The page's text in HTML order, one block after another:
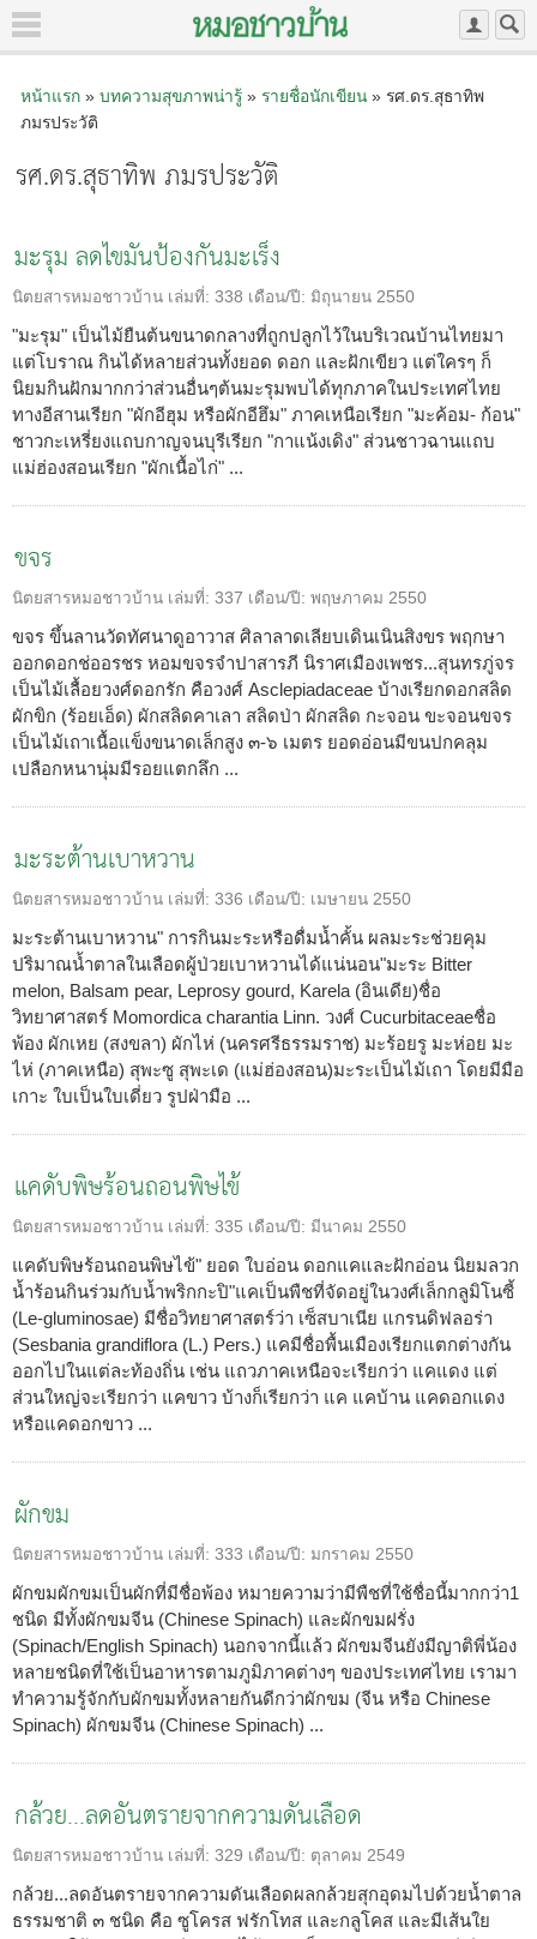
หน้าแรก» บทความสุขภาพน่ารู้» รายชื่อนักเขียน» รศ.ดร.สุธาทิพ
ภมรประวัติ
รศ.ดร.สุธาทิพ ภมรประวัติ
มะรุม ลดไขมันป้องกันมะเร็ง
นิตยสารหมอชาวบ้าน เล่มที่: 338 เดือน/ปี: มิถุนายน 2550
"มะรุม" เป็นไม้ยืนต้นขนาดกลางที่ถูกปลูกไว้ในบริเวณบ้านไทยมา
แต่โบราณ กินได้หลายส่วนทั้งยอด ดอก และฝักเขียว แต่ใครๆ ก็
นิยมกินฝักมากกว่าส่วนอื่นๆต้นมะรุมพบได้ทุกภาคในประเทศไทย
ทางอีสานเรียก "ผักอีฮุม หรือผักอีฮึม" ภาคเหนือเรียก "มะค้อม- ก้อน"
ชาวกะเหรี่ยงแถบกาญจนบุรีเรียก "กาแน้งเดิง" ส่วนชาวฉานแถบ
แม่ฮ่องสอนเรียก "ผักเนื้อไก่" ...
ขจร
นิตยสารหมอชาวบ้าน เล่มที่: 337 เดือน/ปี: พฤษภาคม 2550
ขจร ขึ้นลานวัดทัศนาดูอาวาส ศิลาลาดเลียบเดินเนินสิงขร พฤกษา
ออกดอกช่ออรชร หอมขจรจำปาสารภี นิราศเมืองเพชร...สุนทรภู่จร
เป็นไม้เลื้อยวงศ์ดอกรัก คือวงศ์ Asclepiadaceae บ้างเรียกดอกสลิด
ผักขิก (ร้อยเอ็ด) ผักสลิดคาเลา สลิดป่า ผักสลิด กะจอน ขะจอนขจร
เป็นไม้เถาเนื้อแข็งขนาดเล็กสูง ๓-๖ เมตร ยอดอ่อนมีขนปกคลุม
เปลือกหนานุ่มมีรอยแตกลึก ...
มะระต้านเบาหวาน
นิตยสารหมอชาวบ้าน เล่มที่: 336 เดือน/ปี: เมษายน 2550
มะระต้านเบาหวาน" การกินมะระหรือดื่มน้ำคั้น ผลมะระช่วยคุม
ปริมาณน้ำตาลในเลือดผู้ป่วยเบาหวานได้แน่นอน"มะระ Bitter
melon, Balsam pear, Leprosy gourd, Karela (อินเดีย)ชื่อ
วิทยาศาสตร์ Momordica charantia Linn. วงศ์ Cucurbitaceaeชื่อ
พ้อง ผักเหย (สงขลา) ผักไห่ (นครศรีธรรมราช) มะร้อยรู มะห่อย มะ
ไห่ (ภาคเหนือ) สุพะซู สุพะเด (แม่ฮ่องสอน)มะระเป็นไม้เถา โดยมีมือ
เกาะ ใบเป็นใบเดี่ยว รูปฝ่ามือ ...
แคดับพิษร้อนถอนพิษไข้
นิตยสารหมอชาวบ้าน เล่มที่: 335 เดือน/ปี: มีนาคม 2550
แคดับพิษร้อนถอนพิษไข้" ยอด ใบอ่อน ดอกแคและฝักอ่อน นิยมลวก
น้ำร้อนกินร่วมกับน้ำพริกกะปิ"แคเป็นพืชที่จัดอยู่ในวงศ์เล็กกลูมิโนซี้
(Le-gluminosae) มีชื่อวิทยาศาสตร์ว่า เซ็สบาเนีย แกรนดิฟลอร่า
(Sesbania grandiflora (L.) Pers.) แคมีชื่อพื้นเมืองเรียกแตกต่างกัน
ออกไปในแต่ละท้องถิ่น เช่น แถวภาคเหนือจะเรียกว่า แคแดง แต่
ส่วนใหญ่จะเรียกว่า แคขาว บ้างก็เรียกว่า แค แคบ้าน แคดอกแดง
หรือแคดอกขาว ...
ผักขม
นิตยสารหมอชาวบ้าน เล่มที่: 333 เดือน/ปี: มกราคม 2550
ผักขมผักขมเป็นผักที่มีชื่อพ้อง หมายความว่ามีพืชที่ใช้ชื่อนี้มากกว่า1
ชนิด มีทั้งผักขมจีน (Chinese Spinach) และผักขมฝรั่ง
(Spinach/English Spinach) นอกจากนี้แล้ว ผักขมจีนยังมีญาติพี่น้อง
หลายชนิดที่ใช้เป็นอาหารตามภูมิภาคต่างๆ ของประเทศไทย เรามา
ทำความรู้จักกับผักขมทั้งหลายกันดีกว่าผักขม (จีน หรือ Chinese
Spinach) ผักขมจีน (Chinese Spinach) ...
กล้วย...ลดอันตรายจากความดันเลือด
นิตยสารหมอชาวบ้าน เล่มที่: 329 เดือน/ปี: ตุลาคม 2549
กล้วย...ลดอันตรายจากความดันเลือดผลกล้วยสุกอุดมไปด้วยน้ำตาล
ธรรมชาติ ๓ ชนิด คือ ซูโครส ฟรักโทส และกลูโคส และมีเส้นใย